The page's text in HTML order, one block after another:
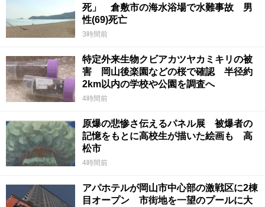
死」 倉敷市の海水浴場で水難事故 男
性(69)死亡
3時間前
特定外来生物クビアカツヤカミキリの被
害 岡山後楽園などの桜で確認 半径約
2km以内の学校や公園を調査へ
4時間前
原爆の悲惨さ伝えるパネル展 被爆者の
記憶をもとに高校生が描いた絵画も 高
松市
4時間前
アパホテルが岡山市中心部の激戦区に2棟
目オープン 市街地を一望のプールに大